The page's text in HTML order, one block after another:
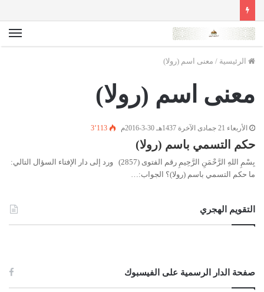
الرئيسية / معنى اسم (رولا)
معنى اسم (رولا)
الأربعاء 21 جمادى الآخرة 1437هـ 30-3-2016م 3٬113
حكم التسمي باسم (رولا)
بِسْمِ اللهِ الرَّحْمَنِ الرَّحِيمِ رقم الفتوى (2857) ورد إلى دار الإفتاء السؤال التالي:
ما حكم التسمي باسم (رولا)؟ الجواب:…
التقويم الهجري
صفحة الدار الرسمية على الفيسبوك